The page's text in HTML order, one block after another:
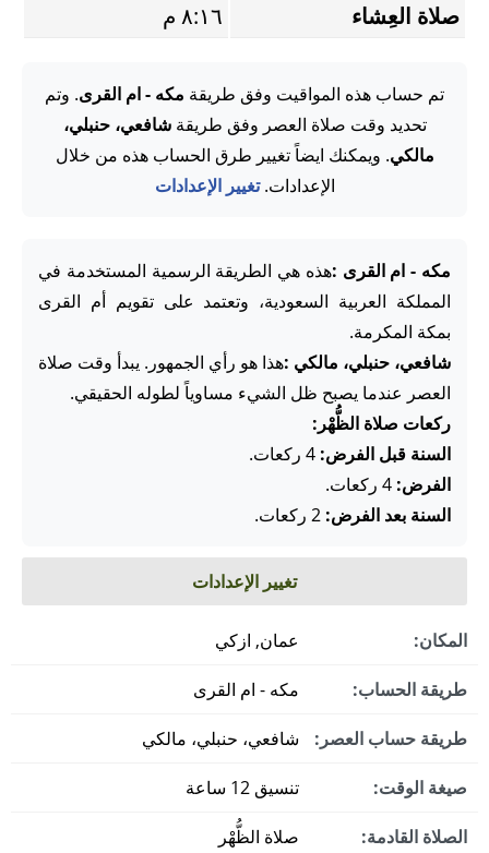
صلاة العِشاء
٨:١٦ م
تم حساب هذه المواقيت وفق طريقة مكه - ام القرى. وتم
تحديد وقت صلاة العصر وفق طريقةشافعي، حنبلي،
مالكي. ويمكنك ايضاً تغيير طرق الحساب هذه من خلال
الإعدادات.تغيير الإعدادات
مكه - ام القرى :هذه هي الطريقة الرسمية المستخدمة في
المملكة العربية السعودية، وتعتمد على تقويم أم القرى
بمكة المكرمة.
شافعي، حنبلي، مالكي :هذا هو رأي الجمهور. يبدأ وقت صلاة
العصر عندما يصبح ظل الشيء مساوياً لطوله الحقيقي.
ركعات صلاة الظُّهْر:
السنة قبل الفرض:
الفرض:
السنة بعد الفرض:
تغيير الإعدادات
المكان: عمان, ازكي
طريقة الحساب: مكه - ام القرى
طريقة حساب العصر: شافعي، حنبلي، مالكي
صيغة الوقت: تنسيق 12 ساعة
الصلاة القادمة: صلاة الظُّهْر